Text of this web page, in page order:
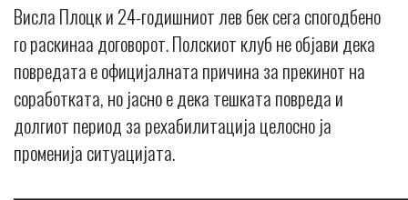
Висла Плоцк и 24-годишниот лев бек сега спогодбено
го раскинаа договорот. Полскиот клуб не објави дека
повредата е официјалната причина за прекинот на
соработката, но јасно е дека тешката повреда и
долгиот период за рехабилитација целосно ја
променија ситуацијата.